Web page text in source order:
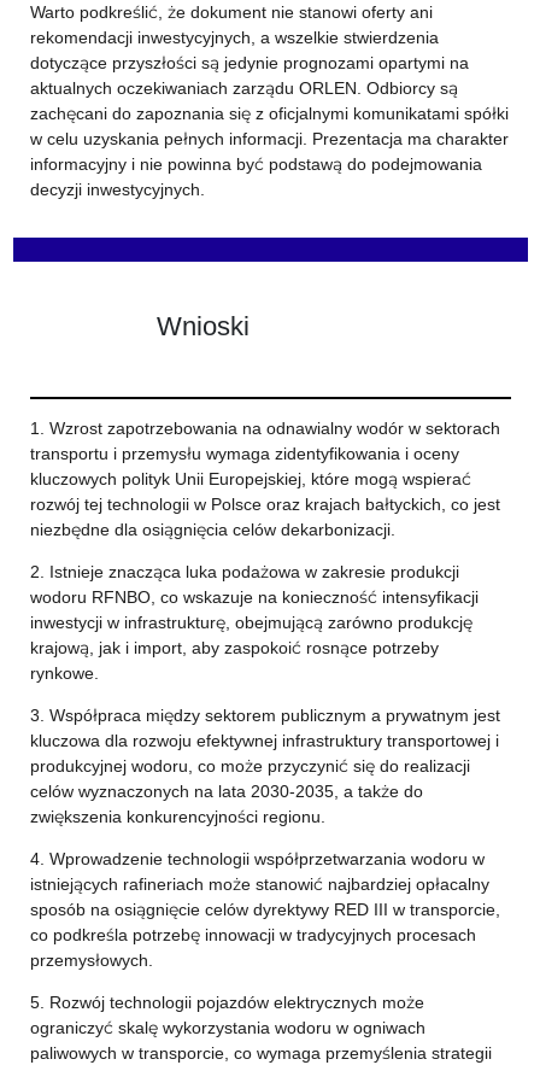
Warto podkreślić, że dokument nie stanowi oferty ani
rekomendacji inwestycyjnych, a wszelkie stwierdzenia
dotyczące przyszłości są jedynie prognozami opartymi na
aktualnych oczekiwaniach zarządu ORLEN. Odbiorcy są
zachęcani do zapoznania się z oficjalnymi komunikatami spółki
w celu uzyskania pełnych informacji. Prezentacja ma charakter
informacyjny i nie powinna być podstawą do podejmowania
decyzji inwestycyjnych.
Wnioski
1. Wzrost zapotrzebowania na odnawialny wodór w sektorach
transportu i przemysłu wymaga zidentyfikowania i oceny
kluczowych polityk Unii Europejskiej, które mogą wspierać
rozwój tej technologii w Polsce oraz krajach bałtyckich, co jest
niezbędne dla osiągnięcia celów dekarbonizacji.
2. Istnieje znacząca luka podażowa w zakresie produkcji
wodoru RFNBO, co wskazuje na konieczność intensyfikacji
inwestycji w infrastrukturę, obejmującą zarówno produkcję
krajową, jak i import, aby zaspokoić rosnące potrzeby
rynkowe.
3. Współpraca między sektorem publicznym a prywatnym jest
kluczowa dla rozwoju efektywnej infrastruktury transportowej i
produkcyjnej wodoru, co może przyczynić się do realizacji
celów wyznaczonych na lata 2030-2035, a także do
zwiększenia konkurencyjności regionu.
4. Wprowadzenie technologii współprzetwarzania wodoru w
istniejących rafineriach może stanowić najbardziej opłacalny
sposób na osiągnięcie celów dyrektywy RED III w transporcie,
co podkreśla potrzebę innowacji w tradycyjnych procesach
przemysłowych.
5. Rozwój technologii pojazdów elektrycznych może
ograniczyć skalę wykorzystania wodoru w ogniwach
paliwowych w transporcie, co wymaga przemyślenia strategii